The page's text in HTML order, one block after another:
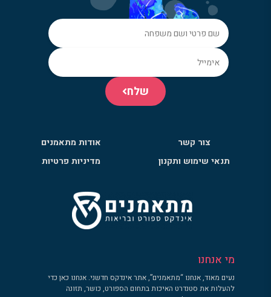
שלח
צור קשר
אודות מתאמנים
תנאי שימוש ותקנון
מדיניות פרטיות
מי אנחנו
נעים מאוד, אנחנו “מתאמנים”, אתר אינדקס חדשני. אנחנו כאן כדי
להעלות את סטנדרט האיכות בתחום הספורט, כושר, תזונה